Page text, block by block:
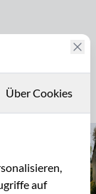
Über Cookies
auf